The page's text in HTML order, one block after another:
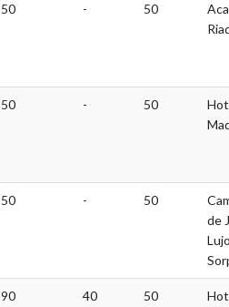
50 - 50
50 - 50
50 - 50
de
90 40 50